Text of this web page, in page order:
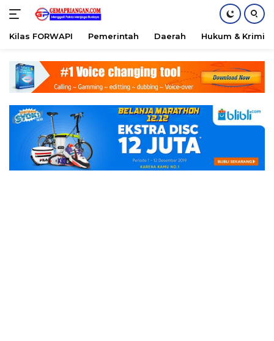
content
Kilas FORWAPI Pemerintah Daerah Hukum &